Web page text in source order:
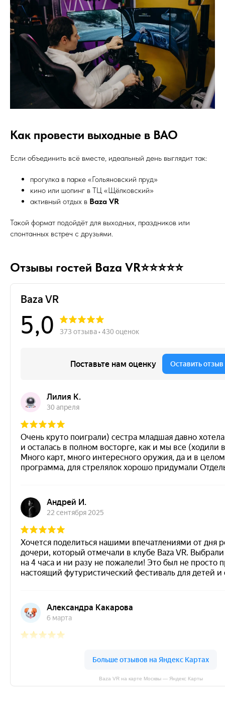
Как провести выходные в ВАО
Если объединить всё вместе, идеальный день выглядит так:
прогулка в парке «Гольяновский пруд»
кино или шопинг в ТЦ «Щёлковский»
активный отдых в Baza VR
Такой формат подойдёт для выходных, праздников или
спонтанных встреч с друзьями.
Отзывы гостей Baza VR⭐⭐⭐⭐⭐
Baza VR на карте Москвы — Яндекс Карты